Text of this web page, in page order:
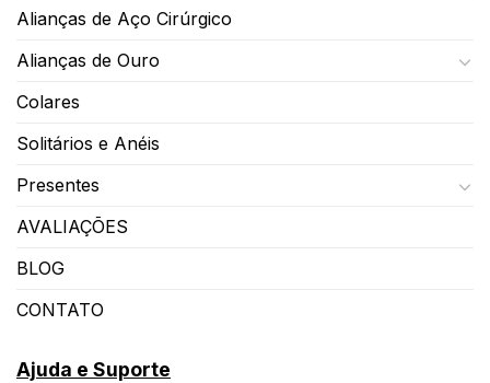
Alianças de Aço Cirúrgico
Alianças de Ouro
Colares
Solitários e Anéis
Presentes
AVALIAÇÕES
BLOG
CONTATO
Ajuda e Suporte